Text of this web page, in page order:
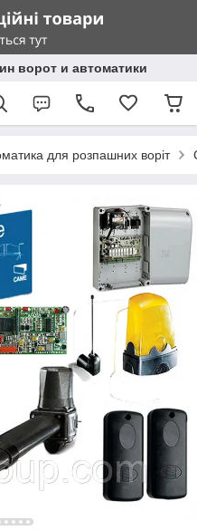
ворот и автоматики
для розпашних воріт